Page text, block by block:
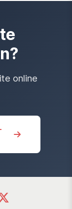
online